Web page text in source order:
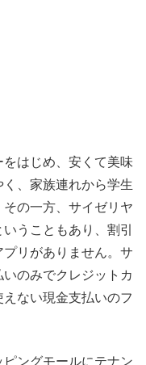
はじめ、安くて美味
、家族連れから学生
の一方、サイゼリヤ
うこともあり、割引
リがありません。サ
のみでクレジットカ
ない現金支払いのフ
ングモールにテナン